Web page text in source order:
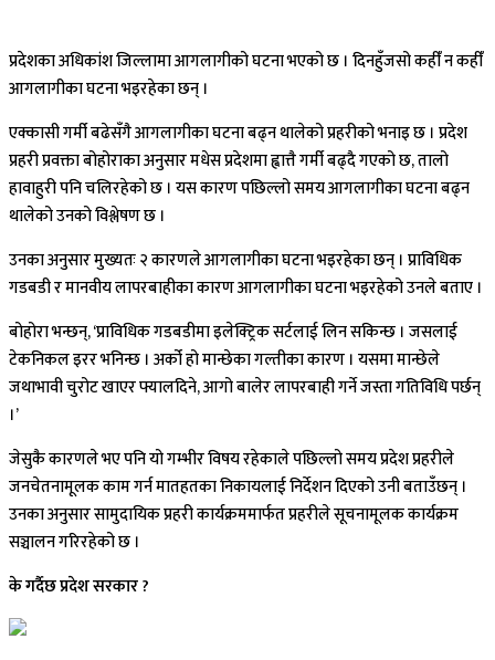
प्रदेशका अधिकांश जिल्लामा आगलागीको घटना भएको छ । दिनहुँजसो कहीँ न कहीँ
आगलागीका घटना भइरहेका छन् ।
एक्कासी गर्मी बढेसँगै आगलागीका घटना बढ्न थालेको प्रहरीको भनाइ छ । प्रदेश
प्रहरी प्रवक्ता बोहोराका अनुसार मधेस प्रदेशमा ह्वात्तै गर्मी बढ्दै गएको छ, तालो
हावाहुरी पनि चलिरहेको छ । यस कारण पछिल्लो समय आगलागीका घटना बढ्न
थालेको उनको विश्लेषण छ ।
उनका अनुसार मुख्यतः २ कारणले आगलागीका घटना भइरहेका छन् । प्राविधिक
गडबडी र मानवीय लापरबाहीका कारण आगलागीका घटना भइरहेको उनले बताए ।
बोहोरा भन्छन्, ‘प्राविधिक गडबडीमा इलेक्ट्रिक सर्टलाई लिन सकिन्छ । जसलाई
टेकनिकल इरर भनिन्छ । अर्को हो मान्छेका गल्तीका कारण । यसमा मान्छेले
जथाभावी चुरोट खाएर फ्यालदिने, आगो बालेर लापरबाही गर्ने जस्ता गतिविधि पर्छन्
।’
जेसुकै कारणले भए पनि यो गम्भीर विषय रहेकाले पछिल्लो समय प्रदेश प्रहरीले
जनचेतनामूलक काम गर्न मातहतका निकायलाई निर्देशन दिएको उनी बताउँछन् ।
उनका अनुसार सामुदायिक प्रहरी कार्यक्रममार्फत प्रहरीले सूचनामूलक कार्यक्रम
सञ्चालन गरिरहेको छ ।
के गर्दैछ प्रदेश सरकार ?